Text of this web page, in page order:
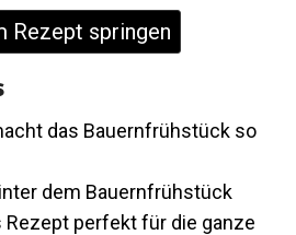
Rezept springen
das Bauernfrühstück so
dem Bauernfrühstück
perfekt für die ganze